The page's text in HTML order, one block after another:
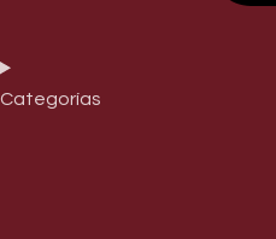
Categorías